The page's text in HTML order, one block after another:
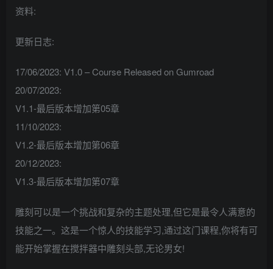
资料:
更新日志:
17/06/2023: V1.0 – Course Released on Gumroad
20/07/2023:
V1.1-最后版本增加第05章
11/10/2023:
V1.2-最后版本增加第06章
20/12/2023:
V1.3-最后版本增加第07章
雕刻可以是一个挑战和复杂的主题处理,但它是最令人满意的
技能之一。这是一个惊人的技能学习,通过这门课程,你将有可
能开始掌握在搅拌器中雕刻头部,无论男女!